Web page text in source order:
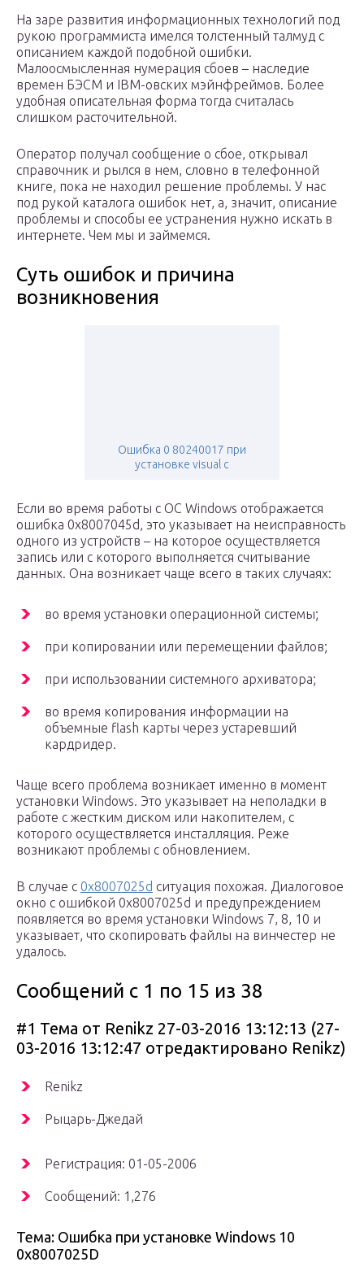
На заре развития информационных технологий под
рукою программиста имелся толстенный талмуд с
описанием каждой подобной ошибки.
Малоосмысленная нумерация сбоев – наследие
времен БЭСМ и IBM-овских мэйнфреймов. Более
удобная описательная форма тогда считалась
слишком расточительной.
Оператор получал сообщение о сбое, открывал
справочник и рылся в нем, словно в телефонной
книге, пока не находил решение проблемы. У нас
под рукой каталога ошибок нет, а, значит, описание
проблемы и способы ее устранения нужно искать в
интернете. Чем мы и займемся.
Суть ошибок и причина
возникновения
Ошибка 0 80240017 при
установке visual c
Если во время работы с ОС Windows отображается
ошибка 0x8007045d, это указывает на неисправность
одного из устройств – на которое осуществляется
запись или с которого выполняется считывание
данных. Она возникает чаще всего в таких случаях:
во время установки операционной системы;
при копировании или перемещении файлов;
при использовании системного архиватора;
во время копирования информации на
объемные flash карты через устаревший
кардридер.
Чаще всего проблема возникает именно в момент
установки Windows. Это указывает на неполадки в
работе с жестким диском или накопителем, с
которого осуществляется инсталляция. Реже
возникают проблемы с обновлением.
В случае с 0x8007025d ситуация похожая. Диалоговое
окно с ошибкой 0x8007025d и предупреждением
появляется во время установки Windows 7, 8, 10 и
указывает, что скопировать файлы на винчестер не
удалось.
Сообщений с 1 по 15 из 38
#1 Тема от Renikz 27-03-2016 13:12:13 (27-
03-2016 13:12:47 отредактировано Renikz)
Renikz
Рыцарь-Джедай
Регистрация: 01-05-2006
Сообщений: 1,276
Тема: Ошибка при установке Windows 10
0x8007025D